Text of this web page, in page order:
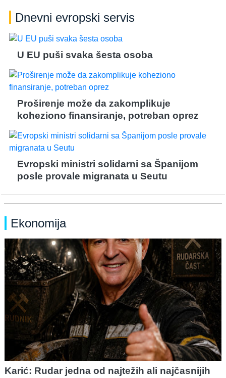
Dnevni evropski servis
U EU puši svaka šesta osoba
Proširenje može da zakomplikuje
koheziono finansiranje, potreban oprez
Evropski ministri solidarni sa Španijom
posle provale migranata u Seutu
Ekonomija
Karić: Rudar jedna od najtežih ali najčasnijih